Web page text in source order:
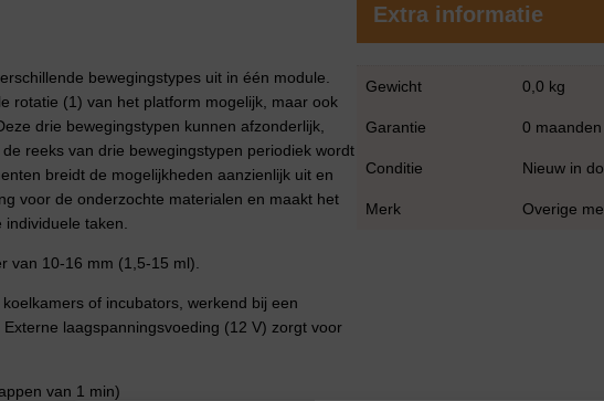
bewegingstypes uit in één module.
rotatie (1) van het platform mogelijk, maar ook
drie bewegingstypen kunnen afzonderlijk,
reeks van drie bewegingstypen periodiek wordt
breidt de mogelijkheden aanzienlijk uit en
voor de onderzochte materialen en maakt het
taken.
van 10-16 mm (1,5-15 ml).
of incubators, werkend bij een
laagspanningsvoeding (12 V) zorgt voor
van 1 min)
Extra informatie
Gewicht 0,0 kg
Garantie 0 maanden
Conditie Nieuw in
Merk Overige